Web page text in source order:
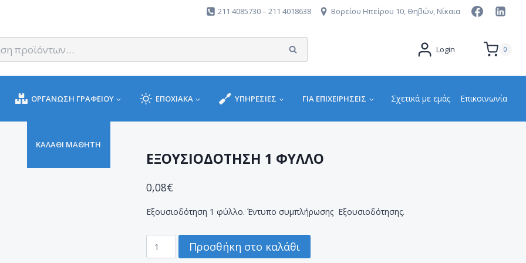
211 4085730 – 211 4018638 Βορείου Ηπείρου 10, Θηβών, Νίκαια
Αναζήτηση Login 0
ΟΡΓΑΝΩΣΗ ΓΡΑΦΕΙΟΥ ΕΠΟΧΙΑΚΑ ΥΠΗΡΕΣΙΕΣ ΓΙΑ ΕΠΙΧΕΙΡΉΣΕΙΣ
ΚΑΛΑΘΙ ΜΑΘΗΤΗ
Σχετικά με εμάς Επικοινωνία
ΕΞΟΥΣΙΟΔΟΤΗΣΗ 1 ΦΥΛΛΟ
0,08€
Εξουσιοδότηση 1 φύλλο. Έντυπο συμπλήρωσης Εξουσιοδότησης.
ΕΞΟΥΣΙΟΔΟΤΗΣΗΠροσθήκη στο καλάθι